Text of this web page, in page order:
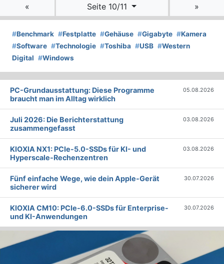
« Seite 10/11 »
#Benchmark #Festplatte #Gehäuse #Gigabyte #Kamera
#Software #Technologie #Toshiba #USB #Western
Digital #Windows
PC-Grundausstattung: Diese Programme
braucht man im Alltag wirklich
05.08.2026
Juli 2026: Die Bericht­erstattung
zusammengefasst
03.08.2026
KIOXIA NX1: PCIe-5.0-SSDs für KI- und
Hyperscale-Rechenzentren
03.08.2026
Fünf einfache Wege, wie dein Apple-Gerät
sicherer wird
30.07.2026
KIOXIA CM10: PCIe-6.0-SSDs für Enterprise-
und KI-Anwendungen
30.07.2026